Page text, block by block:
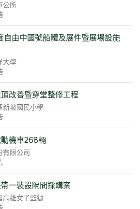
公所
自由中國號船體及展件暨展場設施
大學
改善暨穿堂整修工程
新坡國民小學
機車268輛
有限公司
一裝設隔間採購案
高雄女子監獄